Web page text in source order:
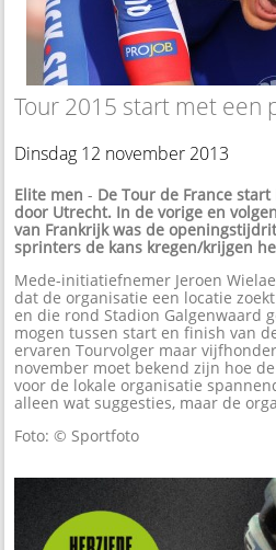
Tour 2015 start met een
Dinsdag 12 november 2013
Elite men - De Tour de France
door Utrecht. In de vorige en
van Frankrijk was de
sprinters de kans kregen/krijgen
Mede-initiatiefnemer Jeroen
dat de organisatie een locatie
en die rond Stadion Galgenwaard
mogen tussen start en finish van
ervaren Tourvolger maar
november moet bekend zijn hoe
voor de lokale organisatie
alleen wat suggesties, maar de
Foto: © Sportfoto